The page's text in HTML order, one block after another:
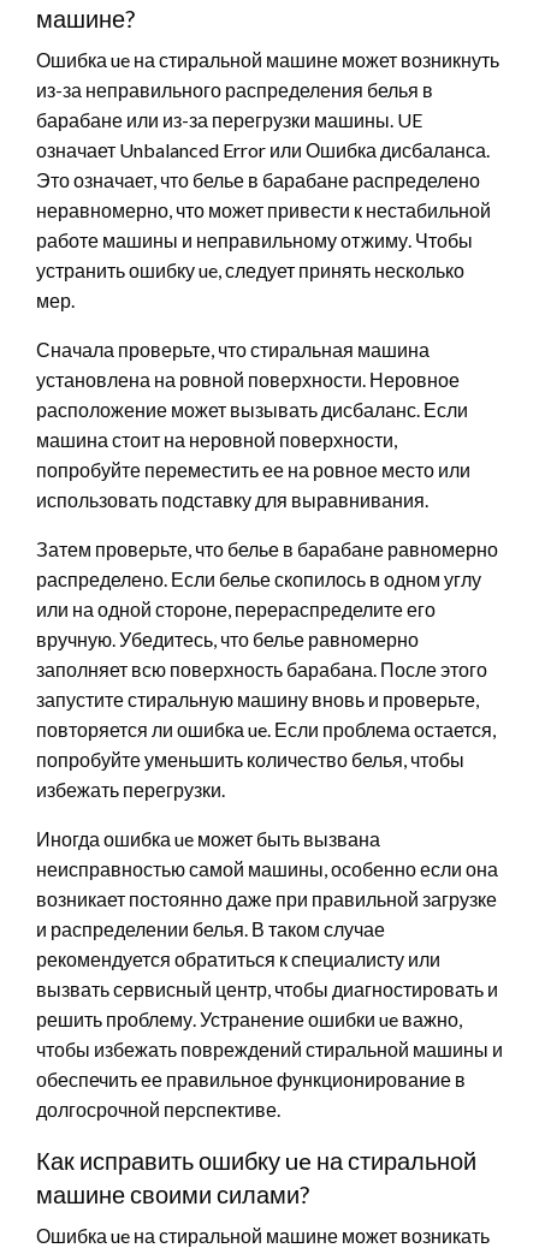
машине?
Ошибка ue на стиральной машине может возникнуть
из-за неправильного распределения белья в
барабане или из-за перегрузки машины. UE
означает Unbalanced Error или Ошибка дисбаланса.
Это означает, что белье в барабане распределено
неравномерно, что может привести к нестабильной
работе машины и неправильному отжиму. Чтобы
устранить ошибку ue, следует принять несколько
мер.
Сначала проверьте, что стиральная машина
установлена на ровной поверхности. Неровное
расположение может вызывать дисбаланс. Если
машина стоит на неровной поверхности,
попробуйте переместить ее на ровное место или
использовать подставку для выравнивания.
Затем проверьте, что белье в барабане равномерно
распределено. Если белье скопилось в одном углу
или на одной стороне, перераспределите его
вручную. Убедитесь, что белье равномерно
заполняет всю поверхность барабана. После этого
запустите стиральную машину вновь и проверьте,
повторяется ли ошибка ue. Если проблема остается,
попробуйте уменьшить количество белья, чтобы
избежать перегрузки.
Иногда ошибка ue может быть вызвана
неисправностью самой машины, особенно если она
возникает постоянно даже при правильной загрузке
и распределении белья. В таком случае
рекомендуется обратиться к специалисту или
вызвать сервисный центр, чтобы диагностировать и
решить проблему. Устранение ошибки ue важно,
чтобы избежать повреждений стиральной машины и
обеспечить ее правильное функционирование в
долгосрочной перспективе.
Как исправить ошибку ue на стиральной
машине своими силами?
Ошибка ue на стиральной машине может возникать